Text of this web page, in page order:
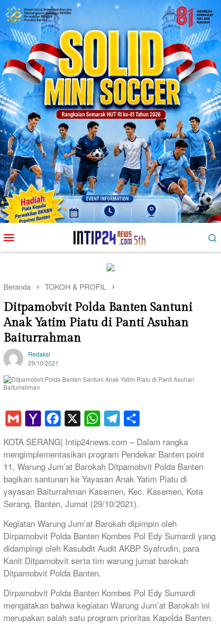
ke
kontenMobile
Beranda TOKOH & PROFIL
Ditpamobvit Polda Banten Santuni
Anak Yatim Piatu di Panti Asuhan
Baiturrahman
Redaksi
29/10/2021
GmailYahoo
Mail
Facebook
X WhatsApp
Telegram
KOTA SERANG| Intip24news.com – Dalam rangka
mengimplementasikan program Pendekar Banten point
11, Warung Jum’at Barokah Ditpamobvit Polda Banten
bagikan santunan ke Yayasan Anak Yatim Piatu di
yayasan Baiturrahman Kasemen, Kec. Kasemen, Kota
Serang, Banten, Jumat (29/10/2021).
Kegiatan Warung Jum’at Barokah dipimpin oleh
Dirpamobvit Polda Banten Kombes Pol Edy Sumardi yang
didampingi oleh Kasubdit Audit AKBP Syafrudin, para
Kanit Ditpamobvit serta tim warung jumat barokah
Ditpamobvit Polda Banten.
Dirpamobvit Polda Banten Kombes Pol Edy Sumardi
mengatakan bahwa kegiatan Warung Jum’at Barokah ini
merupakan salah satu program prioritas Kapolda Banten.